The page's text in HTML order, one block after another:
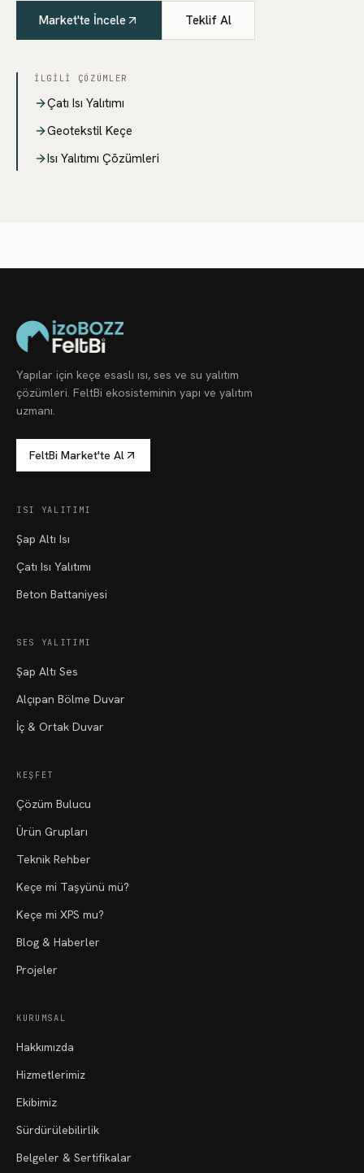
Market'te İncele Teklif Al
İLGILI ÇÖZÜMLER
Çatı Isı Yalıtımı
Geotekstil Keçe
Isı Yalıtımı Çözümleri
Yapılar için keçe esaslı ısı, ses ve su yalıtım
çözümleri. FeltBi ekosisteminin yapı ve yalıtım
uzmanı.
FeltBi Market'te Al
ISI YALITIMI
Şap Altı Isı
Çatı Isı Yalıtımı
Beton Battaniyesi
SES YALITIMI
Şap Altı Ses
Alçıpan Bölme Duvar
İç & Ortak Duvar
KEŞFET
Çözüm Bulucu
Ürün Grupları
Teknik Rehber
Keçe mi Taşyünü mü?
Keçe mi XPS mu?
Blog & Haberler
Projeler
KURUMSAL
Hakkımızda
Hizmetlerimiz
Ekibimiz
Sürdürülebilirlik
Belgeler & Sertifikalar